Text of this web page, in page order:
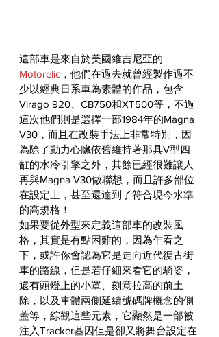
這部車是來自於美國維吉尼亞的
Motorelic ，他們在過去就曾經製作過不
少以經典日系車為素體的作品，包含
Virago 920、CB750和XT500等，不過
這次他們則是選擇一部1984年的Magna
V30，而且在改裝手法上非常特別，因
為除了動力心臟依舊維持著那具V型四
缸的水冷引擎之外，其餘已經很難讓人
再與Magna V30做聯想，而且許多部位
在設定上，甚至還達到了符合現今水準
的高規格！
如果要從外型來定義這部車的改裝風
格，其實是有點困難的，因為乍看之
下，或許你會認為它是走向近代復古街
車的路線，但是若仔細來看它的騎姿，
還有頭燈上的小罩、刻意拉高的前土
除，以及車體兩側延續號碼牌概念的側
蓋等，綜觀這些元素，它顯然是一部被
注入Tracker基因但是卻又將舞台設定在